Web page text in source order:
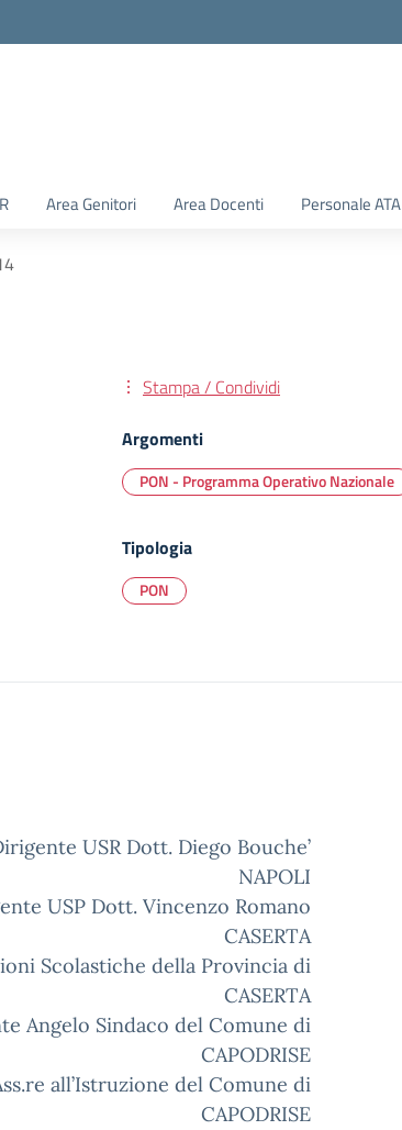
Area Genitori Area Docenti Personale ATA
Stampa / Condividi
Argomenti
PON - Programma Operativo Nazionale
Tipologia
PON
USR Dott. Diego Bouche’
NAPOLI
USP Dott. Vincenzo Romano
CASERTA
Scolastiche della Provincia di
CASERTA
Angelo Sindaco del Comune di
CAPODRISE
all’Istruzione del Comune di
CAPODRISE